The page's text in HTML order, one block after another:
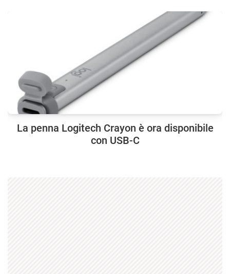
La penna Logitech Crayon è ora disponibile
con USB-C